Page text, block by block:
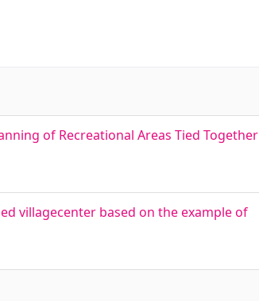
of Recreational Areas Tied Together
villagecenter based on the example of